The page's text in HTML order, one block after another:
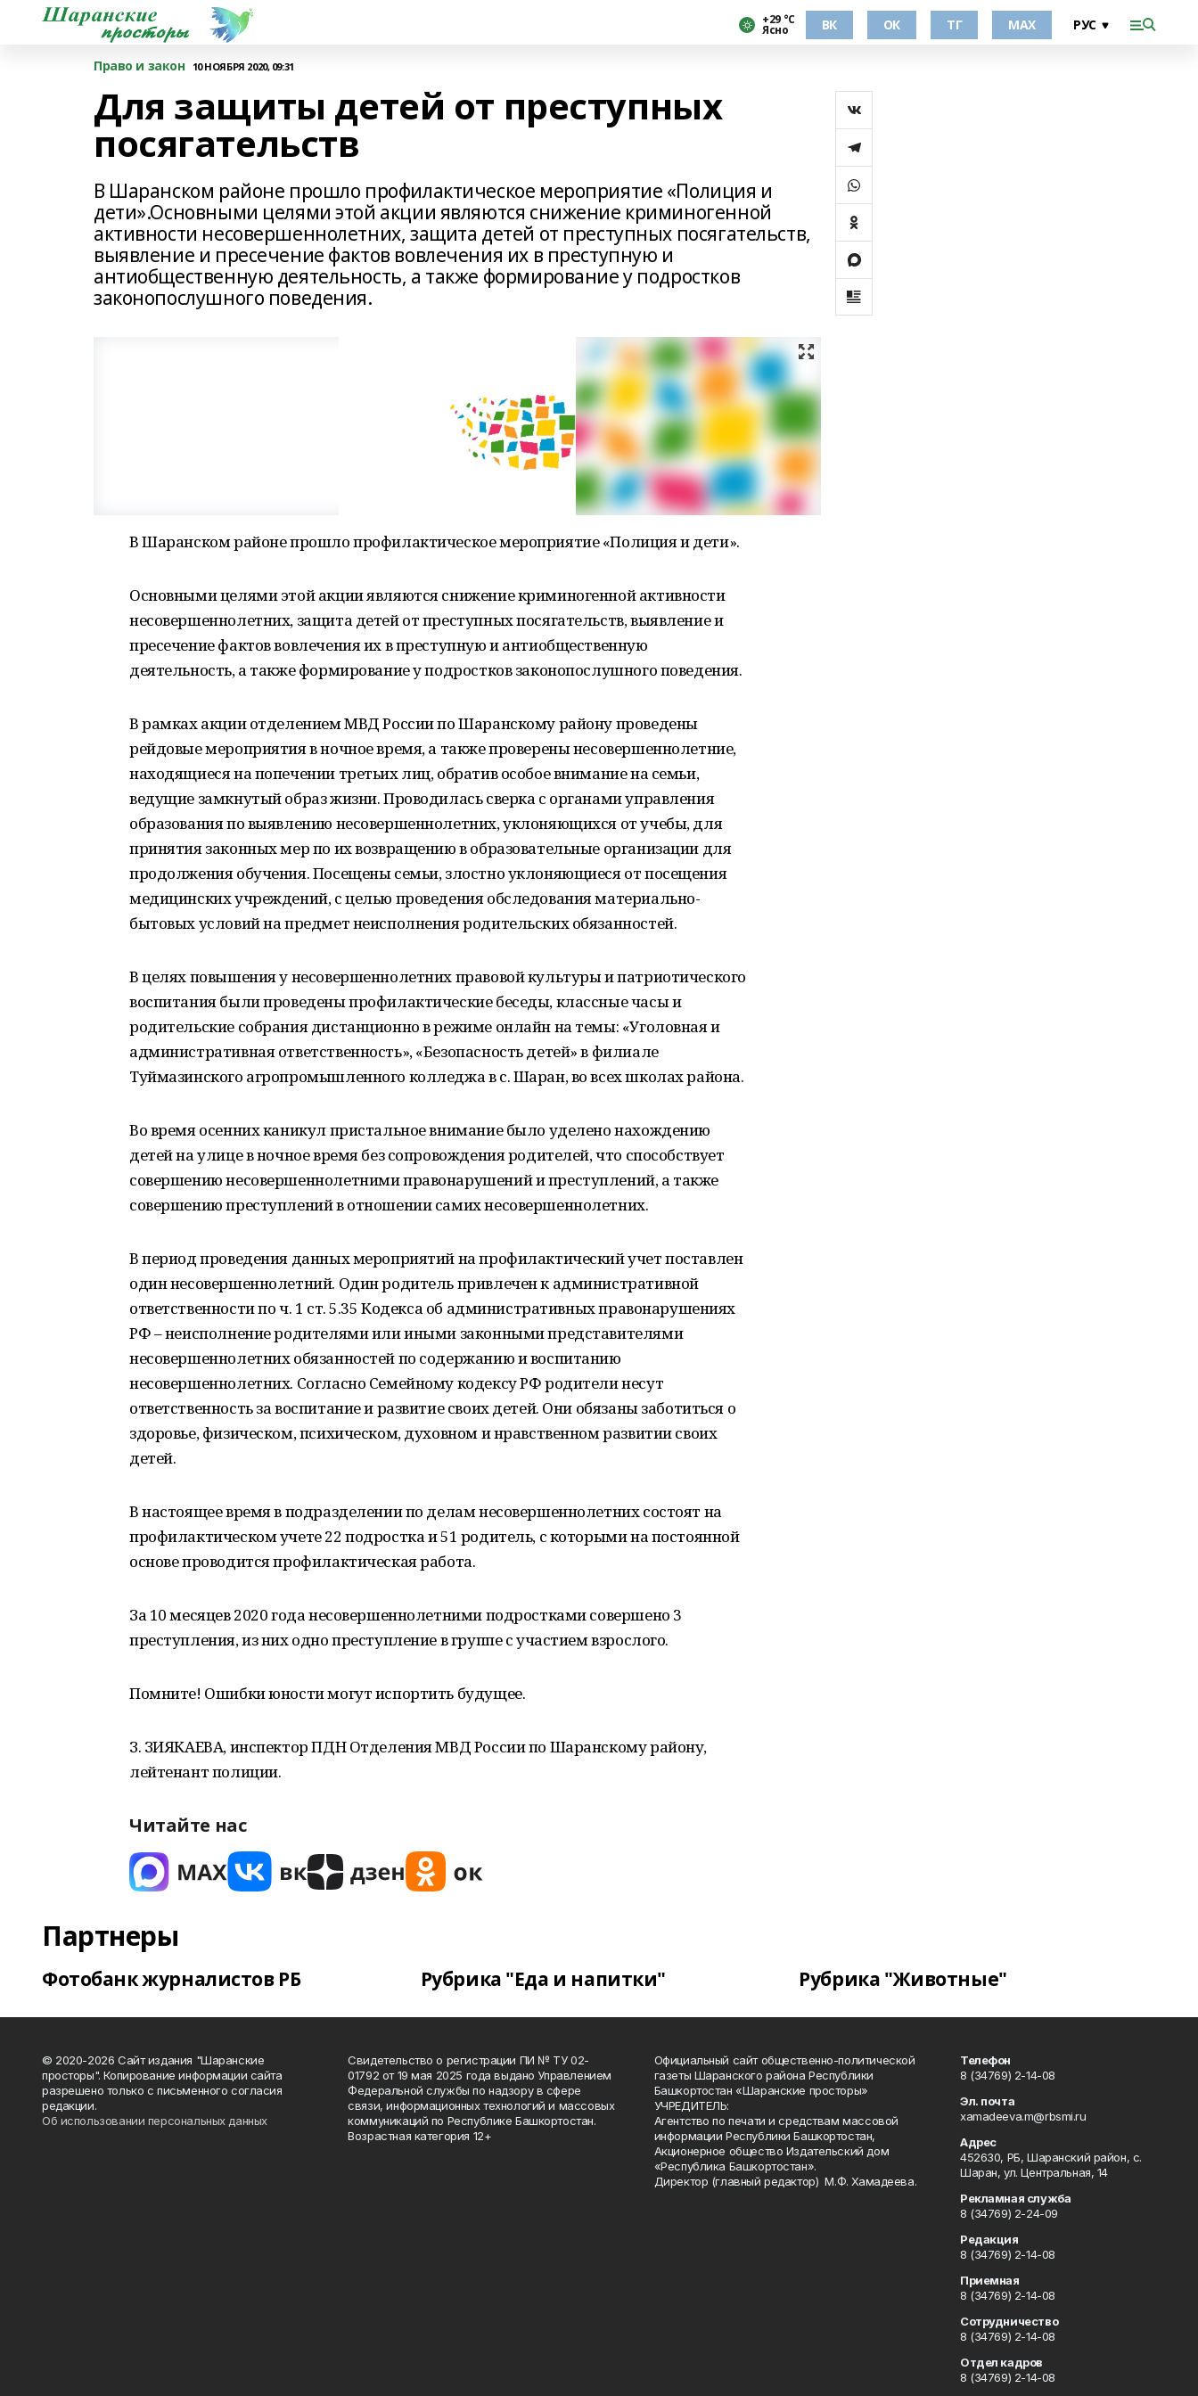
+29 °С
Ясно ВК ОК ТГ МАХ
Право и закон 10 НОЯБРЯ 2020, 09:31
Для защиты детей от преступных
посягательств
В Шаранском районе прошло профилактическое мероприятие «Полиция и
дети».Основными целями этой акции являются снижение криминогенной
активности несовершеннолетних, защита детей от преступных посягательств,
выявление и пресечение фактов вовлечения их в преступную и
антиобщественную деятельность, а также формирование у подростков
законопослушного поведения.
В Шаранском районе прошло профилактическое мероприятие «Полиция и дети».
Основными целями этой акции являются снижение криминогенной активности
несовершеннолетних, защита детей от преступных посягательств, выявление и
пресечение фактов вовлечения их в преступную и антиобщественную
деятельность, а также формирование у подростков законопослушного поведения.
В рамках акции отделением МВД России по Шаранскому району проведены
рейдовые мероприятия в ночное время, а также проверены несовершеннолетние,
находящиеся на попечении третьих лиц, обратив особое внимание на семьи,
ведущие замкнутый образ жизни. Проводилась сверка с органами управления
образования по выявлению несовершеннолетних, уклоняющихся от учебы, для
принятия законных мер по их возвращению в образовательные организации для
продолжения обучения. Посещены семьи, злостно уклоняющиеся от посещения
медицинских учреждений, с целью проведения обследования материально-
бытовых условий на предмет неисполнения родительских обязанностей.
В целях повышения у несовершеннолетних правовой культуры и патриотического
воспитания были проведены профилактические беседы, классные часы и
родительские собрания дистанционно в режиме онлайн на темы: «Уголовная и
административная ответственность», «Безопасность детей» в филиале
Туймазинского агропромышленного колледжа в с. Шаран, во всех школах района.
Во время осенних каникул пристальное внимание было уделено нахождению
детей на улице в ночное время без сопровождения родителей, что способствует
совершению несовершеннолетними правонарушений и преступлений, а также
совершению преступлений в отношении самих несовершеннолетних.
В период проведения данных мероприятий на профилактический учет поставлен
один несовершеннолетний. Один родитель привлечен к административной
ответственности по ч. 1 ст. 5.35 Кодекса об административных правонарушениях
РФ – неисполнение родителями или иными законными представителями
несовершеннолетних обязанностей по содержанию и воспитанию
несовершеннолетних. Согласно Семейному кодексу РФ родители несут
ответственность за воспитание и развитие своих детей. Они обязаны заботиться о
здоровье, физическом, психическом, духовном и нравственном развитии своих
детей.
В настоящее время в подразделении по делам несовершеннолетних состоят на
профилактическом учете 22 подростка и 51 родитель, с которыми на постоянной
основе проводится профилактическая работа.
За 10 месяцев 2020 года несовершеннолетними подростками совершено 3
преступления, из них одно преступление в группе с участием взрослого.
Помните! Ошибки юности могут испортить будущее.
З. ЗИЯКАЕВА, инспектор ПДН Отделения МВД России по Шаранскому району,
лейтенант полиции.
Читайте нас
Партнеры
Фотобанк журналистов РБ Рубрика "Еда и напитки" Рубрика "Животные"
© 2020-2026 Сайт издания "Шаранские
просторы". Копирование информации сайта
разрешено только с письменного согласия
редакции.
Об использовании персональных данных
Свидетельство о регистрации ПИ № ТУ 02-
01792 от 19 мая 2025 года выдано Управлением
Федеральной службы по надзору в сфере
связи, информационных технологий и массовых
коммуникаций по Республике Башкортостан.
Возрастная категория 12+
Официальный сайт общественно-политической
газеты Шаранского района Республики
Башкортостан «Шаранские просторы»
УЧРЕДИТЕЛЬ:
Агентство по печати и средствам массовой
информации Республики Башкортостан,
Акционерное общество Издательский дом
«Республика Башкортостан».
Директор (главный редактор) М.Ф. Хамадеева.
Телефон
8 (34769) 2-14-08
Эл. почта
xamadeeva.m@rbsmi.ru
Адрес
452630, РБ, Шаранский район, с.
Шаран, ул. Центральная, 14
Рекламная служба
8 (34769) 2-24-09
Редакция
8 (34769) 2-14-08
Приемная
8 (34769) 2-14-08
Сотрудничество
8 (34769) 2-14-08
Отдел кадров
8 (34769) 2-14-08